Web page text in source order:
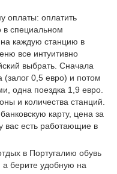
уже все
или Акунаматата в
волшебное
оплаты: оплатить
в специальном
каждую станцию в
все интуитивно
выбрать. Сначала
(залог 0,5 евро) и потом
одна поездка 1,9 евро.
и количества станций.
карту, цена за
вас есть работающие в
в Португалию обувь
берите удобную на